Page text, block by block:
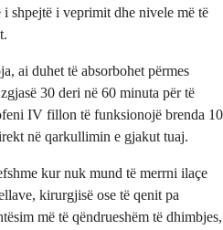
shpejtë i veprimit dhe nivele më të
ai duhet të absorbohet përmes
30 deri në 60 minuta për të
IV fillon të funksionojë brenda 10
në qarkullimin e gjakut tuaj.
kur nuk mund të merrni ilaçe
kirurgjisë ose të qenit pa
më të qëndrueshëm të dhimbjes,